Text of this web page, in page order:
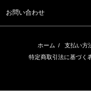
お問い合わせ
ホーム / 支払い方
特定商取引法に基づく